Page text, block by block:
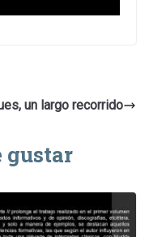
un largo recorrido
gustar